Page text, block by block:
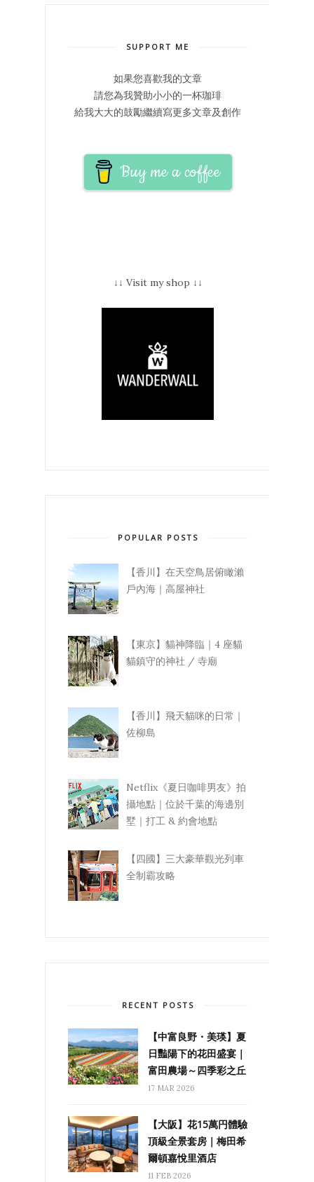
SUPPORT ME
如果您喜歡我的文章
請您為我贊助小小的一杯珈琲
給我大大的鼓勵繼續寫更多文章及創作
Buy me a coffee
↓↓ Visit my shop ↓↓
POPULAR POSTS
【香川】在天空鳥居俯瞰瀨
戶內海｜高屋神社
【東京】貓神降臨｜4 座貓
貓鎮守的神社 / 寺廟
【香川】飛天貓咪的日常｜
佐柳島
Netflix《夏日咖啡男友》拍
攝地點｜位於千葉的海邊別
墅｜打工 & 約會地點
【四國】三大豪華觀光列車
全制霸攻略
RECENT POSTS
【中富良野・美瑛】夏
日豔陽下的花田盛宴｜
富田農場～四季彩之丘
17 MAR 2026
【大阪】花15萬円體驗
頂級全景套房｜梅田希
爾頓嘉悅里酒店
11 FEB 2026